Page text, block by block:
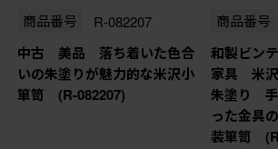
商品番号 R-082207
中古 美品 落ち着いた色合
いの朱塗りが魅力的な米沢小
箪笥 (R-082207)
商品番号
和製ビン
家具 米
朱塗り
った金具
装箪笥